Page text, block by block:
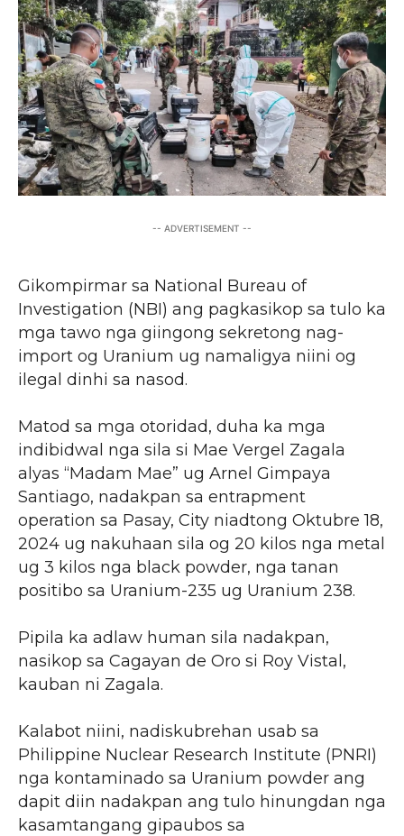
-- ADVERTISEMENT --
Gikompirmar sa National Bureau of
Investigation (NBI) ang pagkasikop sa tulo ka
mga tawo nga giingong sekretong nag-
import og Uranium ug namaligya niini og
ilegal dinhi sa nasod.
Matod sa mga otoridad, duha ka mga
indibidwal nga sila si Mae Vergel Zagala
alyas “Madam Mae” ug Arnel Gimpaya
Santiago, nadakpan sa entrapment
operation sa Pasay, City niadtong Oktubre 18,
2024 ug nakuhaan sila og 20 kilos nga metal
ug 3 kilos nga black powder, nga tanan
positibo sa Uranium-235 ug Uranium 238.
Pipila ka adlaw human sila nadakpan,
nasikop sa Cagayan de Oro si Roy Vistal,
kauban ni Zagala.
Kalabot niini, nadiskubrehan usab sa
Philippine Nuclear Research Institute (PNRI)
nga kontaminado sa Uranium powder ang
dapit diin nadakpan ang tulo hinungdan nga
kasamtangang gipaubos sa